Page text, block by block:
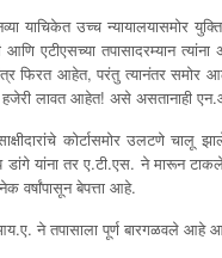
याचिकेत उच्च न्यायालयासमोर
आणि एटीएसच्या तपासादरम्यान
फिरत आहेत, परंतु त्यानंतर
लावत आहेत! असे असतानाही
कोर्टासमोर उलटणे चालू
यांना तर ए.टी.एस. ने मारून टाकले
वर्षांपासून बेपत्ता आहे.
ने तपासाला पूर्ण बारगळवले आहे